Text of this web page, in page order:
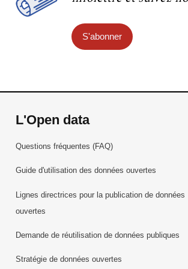
S'abonner
L'Open data
Questions fréquentes (FAQ)
Guide d'utilisation des données ouvertes
Lignes directrices pour la publication de données
ouvertes
Demande de réutilisation de données publiques
Stratégie de données ouvertes